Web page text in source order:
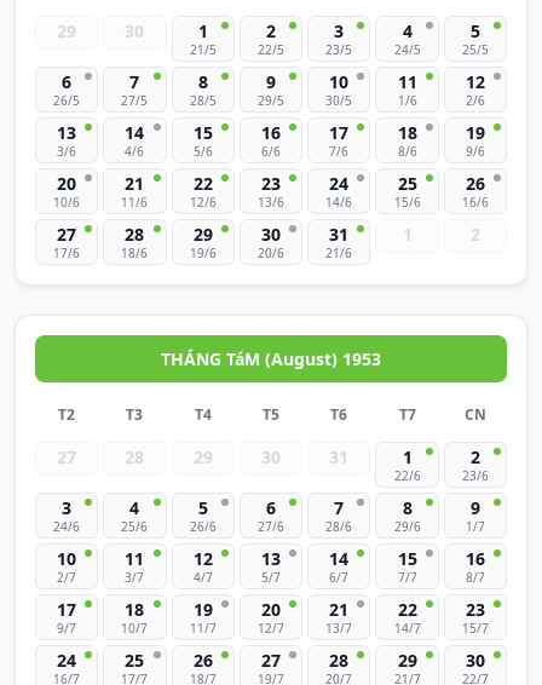
29 30 1
21/5
2
22/5
3
23/5
4
24/5
5
25/5
6
26/5
7
27/5
8
28/5
9
29/5
10
30/5
11
1/6
12
2/6
13
3/6
14
4/6
15
5/6
16
6/6
17
7/6
18
8/6
19
9/6
20
10/6
21
11/6
22
12/6
23
13/6
24
14/6
25
15/6
26
16/6
27
17/6
28
18/6
29
19/6
30
20/6
31
21/6
1 2
THÁNG TáM (August) 1953
T2 T3 T4 T5 T6 T7 CN
27 28 29 30 31 1
22/6
2
23/6
3
24/6
4
25/6
5
26/6
6
27/6
7
28/6
8
29/6
9
1/7
10
2/7
11
3/7
12
4/7
13
5/7
14
6/7
15
7/7
16
8/7
17
9/7
18
10/7
19
11/7
20
12/7
21
13/7
22
14/7
23
15/7
24
16/7
25
17/7
26
18/7
27
19/7
28
20/7
29
21/7
30
22/7